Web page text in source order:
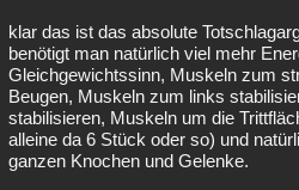
klar das ist das absolute
benötigt man natürlich viel mehr
Gleichgewichtssinn, Muskeln zum
Beugen, Muskeln zum links
stabilisieren, Muskeln um die
alleine da 6 Stück oder so) und
ganzen Knochen und Gelenke.